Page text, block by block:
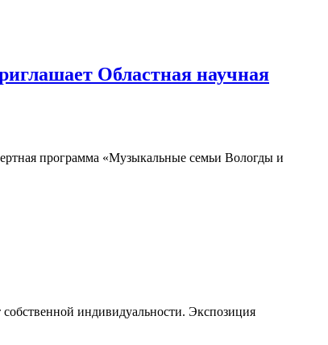
Областная научная
программа «Музыкальные семьи Вологды и
индивидуальности. Экспозиция